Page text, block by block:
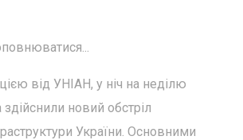
від УНІАН, у ніч на неділю
здійснили новий обстріл
України. Основними